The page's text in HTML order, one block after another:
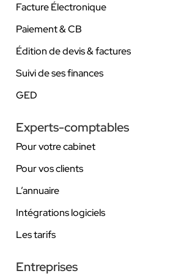
Facture Électronique
Paiement & CB
Édition de devis & factures
Suivi de ses finances
GED
Experts-comptables
Pour votre cabinet
Pour vos clients
L’annuaire
Intégrations logiciels
Les tarifs
Entreprises